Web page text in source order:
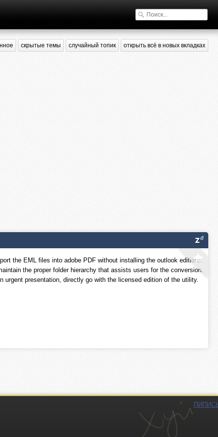
скрытые темы случайный топик открыть всё в новых вкладках
the EML files into adobe PDF without installing the outlook editions.
the proper folder hierarchy that assists users for the conversion.
presentation, directly go with the licensed edition of the utility.